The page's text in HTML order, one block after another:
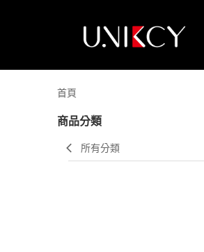
首頁
商品分類
所有分類